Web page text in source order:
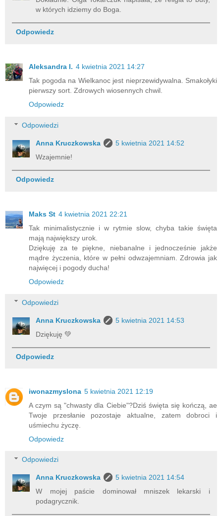
w których idziemy do Boga.
Odpowiedz
Aleksandra I. 4 kwietnia 2021 14:27
Tak pogoda na Wielkanoc jest nieprzewidywalna. Smakołyki
pierwszy sort. Zdrowych wiosennych chwil.
Odpowiedz
Odpowiedzi
Anna Kruczkowska
5 kwietnia 2021 14:52
Wzajemnie!
Odpowiedz
Maks St 4 kwietnia 2021 22:21
Tak minimalistycznie i w rytmie slow, chyba takie święta
mają największy urok.
Dziękuję za te piękne, niebanalne i jednocześnie jakże
mądre życzenia, które w pełni odwzajemniam. Zdrowia jak
najwięcej i pogody ducha!
Odpowiedz
Odpowiedzi
Anna Kruczkowska
5 kwietnia 2021 14:53
Dziękuję 💚
Odpowiedz
iwonazmyslona 5 kwietnia 2021 12:19
A czym są "chwasty dla Ciebie"?Dziś święta się kończą, ae
Twoje przesłanie pozostaje aktualne, zatem dobroci i
uśmiechu życzę.
Odpowiedz
Odpowiedzi
Anna Kruczkowska
5 kwietnia 2021 14:54
W mojej paście dominował mniszek lekarski i
podagrycznik.